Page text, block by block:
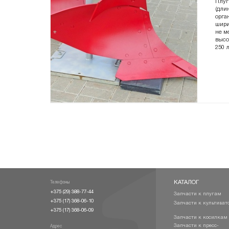
не
250
Телефоны
+375 (29) 388-77-44
+375 (17) 368-06-10
+375 (17) 368-06-09
Адрес
КАТАЛОГ
Запчасти к плугам
Запчасти к
Запчасти к косилкам
Запчасти к пресс-